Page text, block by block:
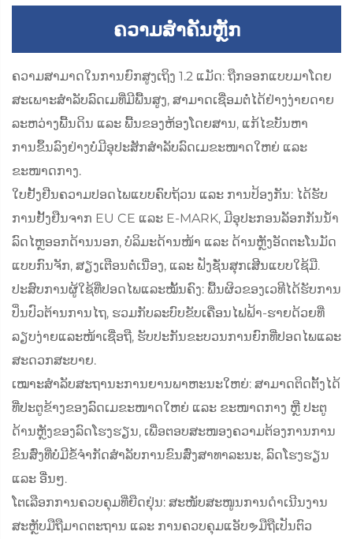
ຄວາມສຳຄັນຫຼັກ
ຄວາມສາມາດໃນການຍົກສູງເຖິງ 1.2 ແມັດ: ຖືກອອກແບບມາໂດຍ
ສະເພາະສຳລັບລົດເມທີ່ມີພື້ນສູງ, ສາມາດເຊື່ອມຕໍ່ໄດ້ຢ່າງງ່າຍດາຍ
ລະຫວ່າງພື້ນດິນ ແລະ ພື້ນຂອງຫ້ອງໂດຍສານ, ແກ້ໄຂບັນຫາ
ການຂຶ້ນລົງຢ່າງບໍ່ມີອຸປະສັກສຳລັບລົດເມຂະໜາດໃຫຍ່ ແລະ
ຂະໜາດກາງ.
ໃບຢັ້ງຢືນຄວາມປອດໄພແບບຄົບຖ້ວນ ແລະ ການປ້ອງກັນ: ໄດ້ຮັບ
ການຢັ້ງຢືນຈາກ EU CE ແລະ E-MARK, ມີອຸປະກອນລັອກກັນນ້ຳ
ລົດໄຫຼອອກດ້ານນອກ, ບໍລິມະດ້ານໜ້າ ແລະ ດ້ານຫຼັງອັດຕະໂນມັດ
ແບບກົນຈັກ, ສຽງເຕືອນຕໍ່ເນື່ອງ, ແລະ ຟັງຊັ່ນສຸກເສີນແບບໃຊ້ມື.
ປະສົບການຜູ້ໃຊ້ທີ່ປອດໄພແລະໝັ້ນຄົງ: ພື້ນຜິວຂອງເວທີໄດ້ຮັບການ
ປິ່ນປົວຕ້ານການໄຖ, ຮວມກັບລະບົບຂັບເຄື່ອນໄຟຟ້າ-ຮາຍດ້ວຍທີ່
ລຽບງ່າຍແລະໜ້າເຊື່ອຖື, ຮັບປະກັນຂະບວນການຍົກທີ່ປອດໄພແລະ
ສະດວກສະບາຍ.
ເໝາະສຳລັບສະຖານະການຍານພາຫະນະໃຫຍ່: ສາມາດຕິດຕັ້ງໄດ້
ທີ່ປະຕູຂ້າງຂອງລົດເມຂະໜາດໃຫຍ່ ແລະ ຂະໜາດກາງ ຫຼື ປະຕູ
ດ້ານຫຼັງຂອງລົດໂຮງຮຽນ, ເພື່ອຕອບສະໜອງຄວາມຕ້ອງການການ
ຂົນສົ່ງທີ່ບໍ່ມີຂໍ້ຈຳກັດສຳລັບການຂົນສົ່ງສາທາລະນະ, ລົດໂຮງຮຽນ
ແລະ ອື່ນໆ.
ໂຕເລືອກການຄວບຄຸມທີ່ຍືດຢຸ່ນ: ສະໜັບສະໜູນການດຳເນີນງານ
ສະຫຼັບມືຖືມາດຕະຖານ ແລະ ການຄວບຄຸມແອັບຯມືຖືເປັນຕົວ